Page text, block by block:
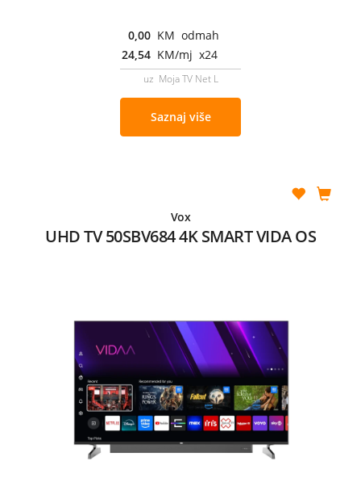
0,00 KM odmah
24,54 KM/mj x24
uz Moja TV Net L
Saznaj više
Vox
UHD TV 50SBV684 4K SMART VIDA OS